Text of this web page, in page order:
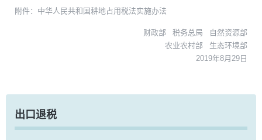
附件：中华人民共和国耕地占用税法实施办法
财政部 税务总局 自然资源部
农业农村部 生态环境部
2019年8月29日
出口退税